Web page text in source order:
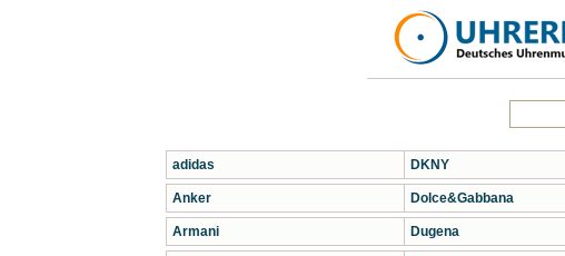
adidas
Anker
Armani
DKNY
Dolce&Gabbana
Dugena